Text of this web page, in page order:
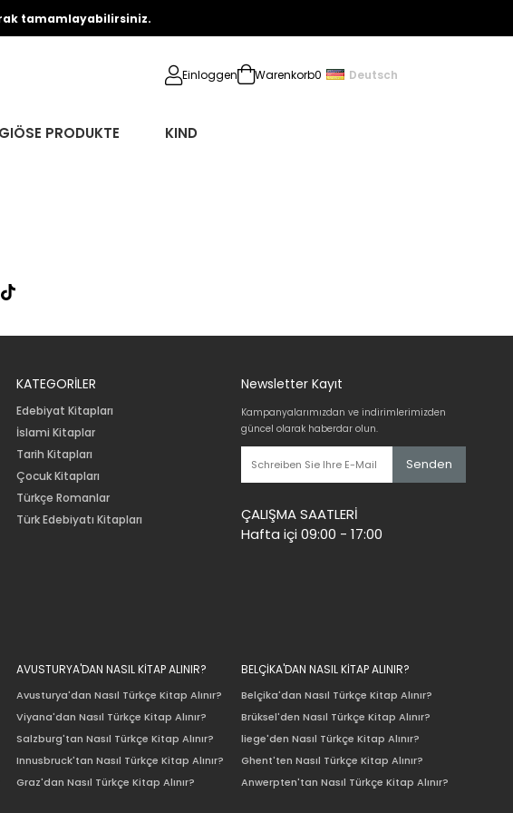
tamamlayabilirsiniz.
Einloggen Warenkorb0 Deutsch
PRODUKTE KIND
KATEGORİLER
Edebiyat Kitapları
İslami Kitaplar
Tarih Kitapları
Çocuk Kitapları
Türkçe Romanlar
Türk Edebiyatı Kitapları
Newsletter Kayıt
Kampanyalarımızdan ve indirimlerimizden
güncel olarak haberdar olun.
Senden
ÇALIŞMA SAATLERİ
Hafta içi 09:00 - 17:00
AVUSTURYA'DAN NASIL KİTAP ALINIR?
Avusturya'dan Nasıl Türkçe Kitap Alınır?
Viyana'dan Nasıl Türkçe Kitap Alınır?
Salzburg'tan Nasıl Türkçe Kitap Alınır?
Innusbruck'tan Nasıl Türkçe Kitap Alınır?
Graz'dan Nasıl Türkçe Kitap Alınır?
BELÇİKA'DAN NASIL KİTAP ALINIR?
Belçika'dan Nasıl Türkçe Kitap Alınır?
Brüksel'den Nasıl Türkçe Kitap Alınır?
liege'den Nasıl Türkçe Kitap Alınır?
Ghent'ten Nasıl Türkçe Kitap Alınır?
Anwerpten'tan Nasıl Türkçe Kitap Alınır?